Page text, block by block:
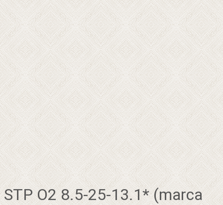
STP O2 8.5-25-13.1* (marca